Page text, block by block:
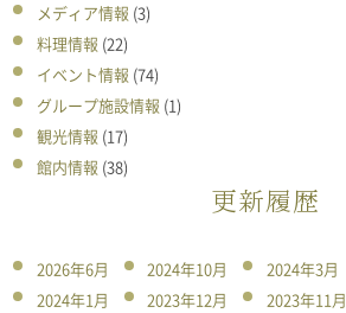
メディア情報 (3)
料理情報 (22)
イベント情報 (74)
グループ施設情報 (1)
観光情報 (17)
館内情報 (38)
更新履歴
2026年6月 2024年10月 2024年3月
2024年1月
2023年12月 2023年11月